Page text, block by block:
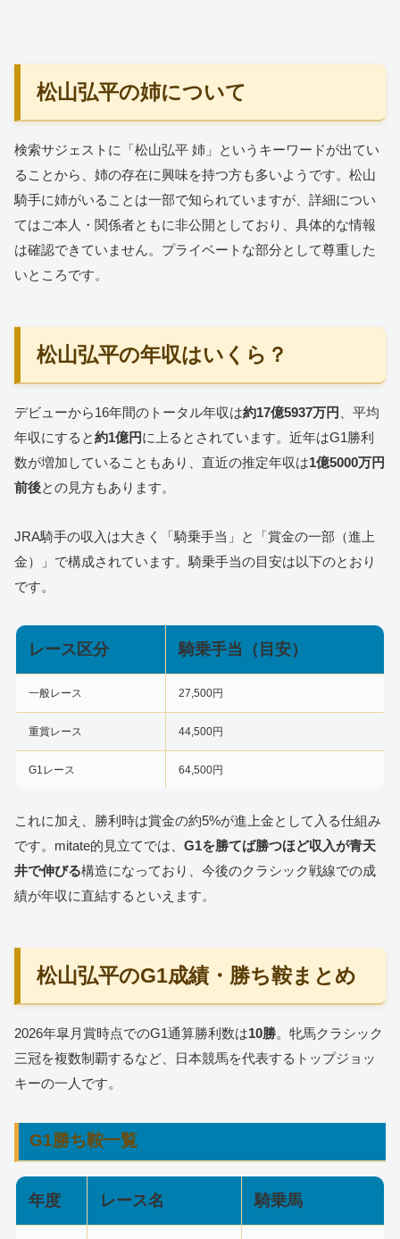
松山弘平の姉について
検索サジェストに「松山弘平 姉」というキーワードが出てい
ることから、姉の存在に興味を持つ方も多いようです。松山
騎手に姉がいることは一部で知られていますが、詳細につい
てはご本人・関係者ともに非公開としており、具体的な情報
は確認できていません。プライベートな部分として尊重した
いところです。
松山弘平の年収はいくら？
デビューから16年間のトータル年収は約17億5937万円
、平均
年収にすると約1億円に上るとされています。近年はG1勝利
数が増加していることもあり、直近の推定年収は1億5000万円
前後との見方もあります。
JRA騎手の収入は大きく「騎乗手当」と「賞金の一部（進上
金）」で構成されています。騎乗手当の目安は以下のとおり
です。
レース区分 騎乗手当（目安）
一般レース 27,500円
重賞レース 44,500円
G1レース 64,500円
これに加え、勝利時は賞金の約5%が進上金として入る仕組み
です。mitate的見立てでは、 G1を勝てば勝つほど収入が青天
井で伸びる構造になっており、今後のクラシック戦線での成
績が年収に直結するといえます。
松山弘平のG1成績・勝ち鞍まとめ
2026年皐月賞時点でのG1通算勝利数は10勝。牝馬クラシック
三冠を複数制覇するなど、日本競馬を代表するトップジョッ
キーの一人です。
G1勝ち鞍一覧
年度 レース名 騎乗馬